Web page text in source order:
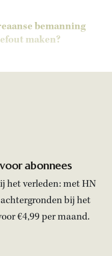
bemanning
maken?
abonnees
het verleden: met HN
bij het
€4,99 per maand.